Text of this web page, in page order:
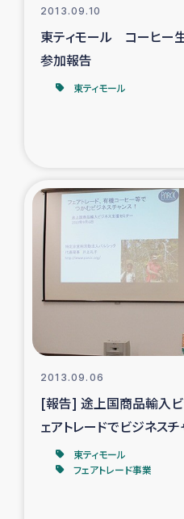
ミャンマ
タイ国境ミャン
漁民によるマ
レバノンでのシリア
レバノンでのシリア
レバノンでのシリア難民
2013.09.10
東ティモール コーヒー
参加報告
東ティモール
2013.09.06
[報告] 途上国商品輸入
ェアトレードでビジネス
東ティモール
フェアトレード事業